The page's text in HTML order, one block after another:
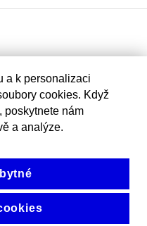
a k personalizaci
cookies. Když
poskytnete nám
a analýze.